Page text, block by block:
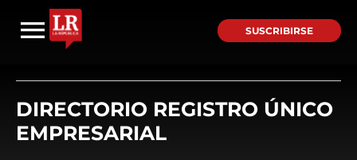
SUSCRIBIRSE
DIRECTORIO REGISTRO ÚNICO
EMPRESARIAL